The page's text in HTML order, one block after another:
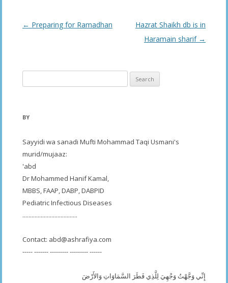
Post
← Preparing for Ramadhan
Hazrat Shaikh db is in
Haramain sharif →
for:
BY
Sayyidi wa sanadi Mufti Mohammad Taqi Usmani's
murid/mujaaz:
'abd
Dr Mohammed Hanif Kamal,
MBBS, FAAP, DABP, DABPID
Pediatric Infectious Diseases
....................................
Contact: abd@ashrafiya.com
----- ------- --------- --------- ------
إِنِّي وَجَّهْتُ وَجْهِيَ لِلَّذِي فَطَرَ السَّمَاوَاتِ وَالأَرْضَ